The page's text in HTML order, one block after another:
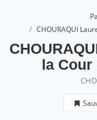
CHOURAQUI
la Cour